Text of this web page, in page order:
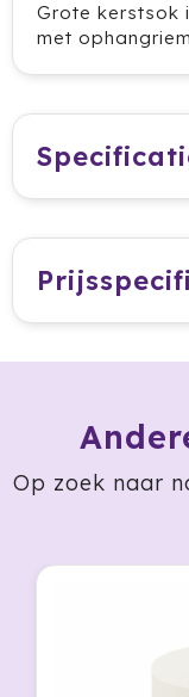
Grundig
Halfar
HappyGlass
Igloo
Iqoniq
Janzen
Grote kerstsok
met
Op zoek naar